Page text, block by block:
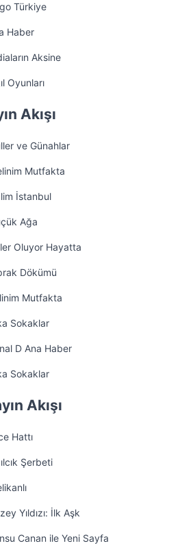
Türkiye
Haber
Aksine
Oyunları
Akışı
ve Günahlar
Mutfakta
İstanbul
Ağa
Oluyor Hayatta
Dökümü
Mutfakta
Sokaklar
D Ana Haber
Sokaklar
Akışı
Hattı
Şerbeti
Yıldızı: İlk Aşk
Canan ile Yeni Sayfa